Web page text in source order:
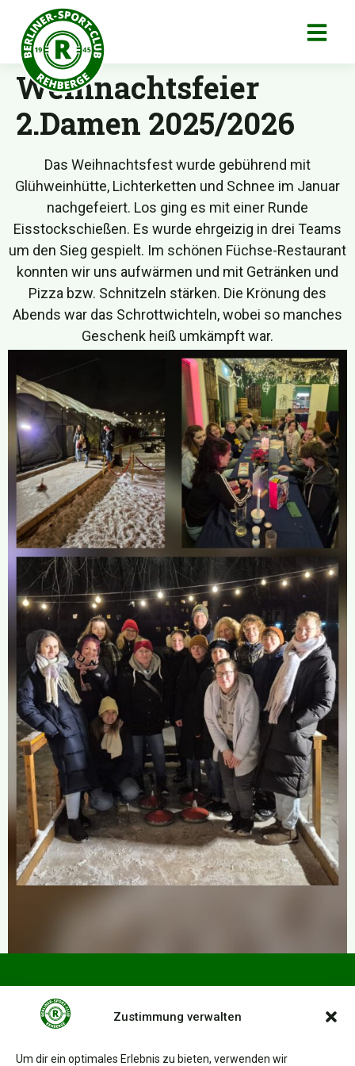
Zustimmung verwalten
Um dir ein optimales Erlebnis zu bieten, verwenden wir
Weihnachtsfeier
2.Damen 2025/2026
Das Weihnachtsfest wurde gebührend mit
Glühweinhütte, Lichterketten und Schnee im Januar
nachgefeiert. Los ging es mit einer Runde
Eisstockschießen. Es wurde ehrgeizig in drei Teams
um den Sieg gespielt. Im schönen Füchse-Restaurant
konnten wir uns aufwärmen und mit Getränken und
Pizza bzw. Schnitzeln stärken. Die Krönung des
Abends war das Schrottwichteln, wobei so manches
Geschenk heiß umkämpft war.
BSC Rehberge 1945 e.V.
Afrikanische Str. 45